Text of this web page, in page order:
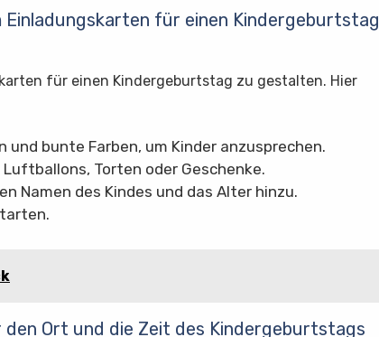
Einladungskarten für einen Kindergeburtstag
für einen Kindergeburtstag zu gestalten. Hier
bunte Farben, um Kinder anzusprechen.
Torten oder Geschenke.
Namen des Kindes und das Alter hinzu.
den Ort und die Zeit des Kindergeburtstags